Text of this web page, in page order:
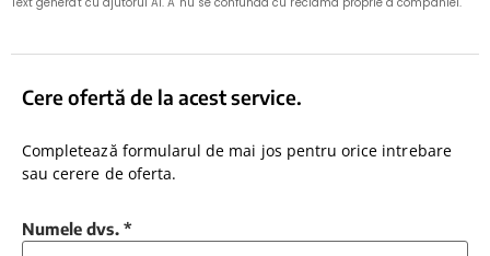
Cere ofertă de la acest service.
Completează formularul de mai jos pentru orice intrebare
sau cerere de oferta.
Numele dvs. *